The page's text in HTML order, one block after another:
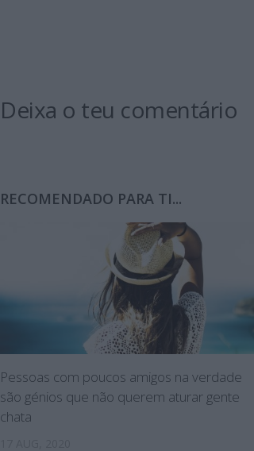
Deixa o teu comentário
RECOMENDADO PARA TI...
Pessoas com poucos amigos na verdade
são génios que não querem aturar gente
chata